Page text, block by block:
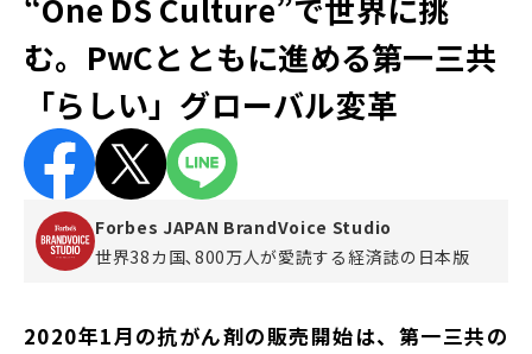
“One DS Culture”で世界に挑
む。PwCとともに進める第一三共
「らしい」グローバル変革
Forbes JAPAN BrandVoice Studio
世界38カ国､800万人が愛読する 経済誌の日本版
2020年1月の抗がん剤の販売開始は、第一三共の